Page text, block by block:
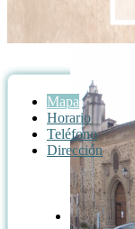
Mapa
Horario
Teléfono
Dirección